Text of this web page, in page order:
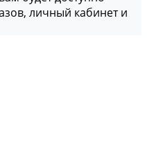
личный кабинет и